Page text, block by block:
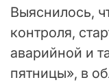
Выяснилось,
контроля,
аварийной и
пятницы», в